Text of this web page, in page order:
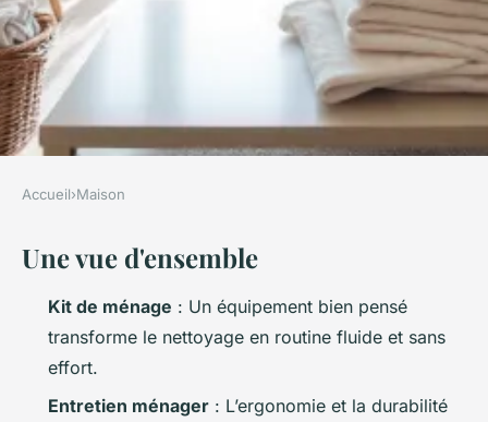
Top 5 kits de ménage qui
transforment votre quotidien
d'entretien
Accueil›Maison
Une vue d'ensemble
Kit de ménage : Un équipement bien pensé
transforme le nettoyage en routine fluide et sans
effort.
Entretien ménager : L’ergonomie et la durabilité